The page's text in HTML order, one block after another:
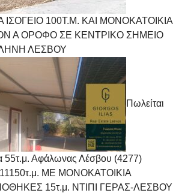
100Τ.Μ. ΚΑΙ ΜΟΝΟΚΑΤΟΙΚΙΑ
Α ΟΡΟΦΟ ΣΕ ΚΕΝΤΡΙΚΟ ΣΗΜΕΙΟ
ΛΕΣΒΟΥ
Πωλείται
55τ.μ. Αφάλωνας Λέσβου (4277)
ΜΕ ΜΟΝΟΚΑΤΟΙΚΙΑ
15τ.μ. ΝΤΙΠΙ ΓΕΡΑΣ-ΛΕΣΒΟΥ